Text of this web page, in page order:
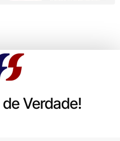
Verdade!